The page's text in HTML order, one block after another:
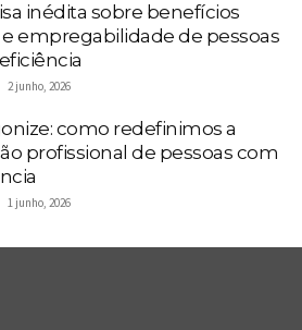
inédita sobre benefícios
e empregabilidade de pessoas
2 junho, 2026
como redefinimos a
profissional de pessoas com
1 junho, 2026